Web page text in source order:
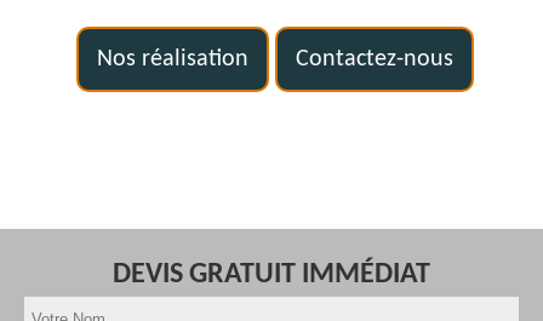
Nos réalisation Contactez-nous
DEVIS GRATUIT IMMÉDIAT